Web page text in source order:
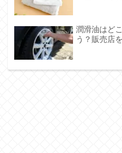
潤滑油はど
う？販売店